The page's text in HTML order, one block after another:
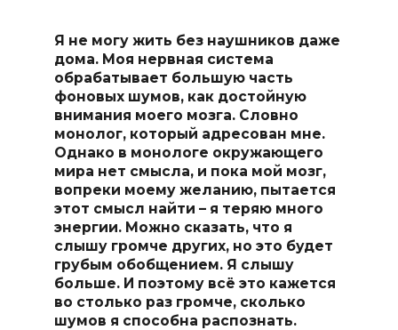
Я не могу жить без наушников даже
дома. Моя нервная система
обрабатывает большую часть
фоновых шумов, как достойную
внимания моего мозга. Словно
монолог, который адресован мне.
Однако в монологе окружающего
мира нет смысла, и пока мой мозг,
вопреки моему желанию, пытается
этот смысл найти – я теряю много
энергии. Можно сказать, что я
слышу громче других, но это будет
грубым обобщением. Я слышу
больше. И поэтому всё это кажется
во столько раз громче, сколько
шумов я способна распознать.